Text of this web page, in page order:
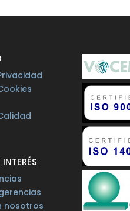
nosotros